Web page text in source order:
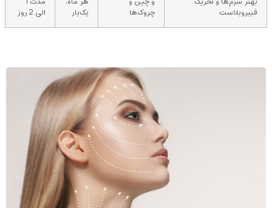
فیبروبلاست
چروک‌ها
یک‌بار
الی 2 روز